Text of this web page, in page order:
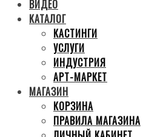
ВИДЕО
КАТАЛОГ
КАСТИНГИ
УСЛУГИ
ИНДУСТРИЯ
АРТ-МАРКЕТ
МАГАЗИН
КОРЗИНА
ПРАВИЛА МАГАЗИНА